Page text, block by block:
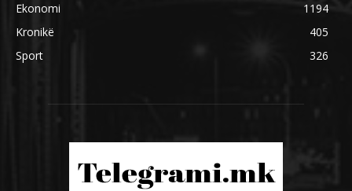
Ekonomi
1194
Kronikë
405
Sport
326